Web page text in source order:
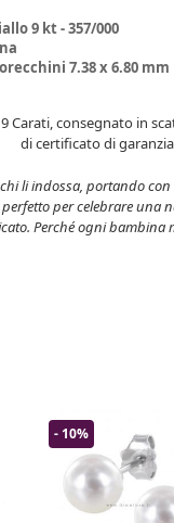
9 kt - 357/000
7.38 x 6.80 mm
Carati, consegnato in
di certificato di
li indossa, portando
per celebrare una
Perché ogni bambina
- 10%